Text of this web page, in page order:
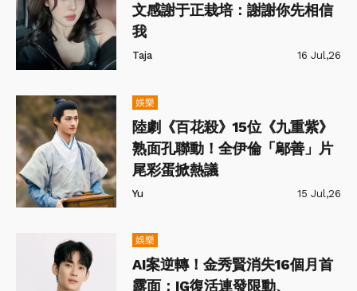
文感謝于正栽培：謝謝你先相信
我
Taja 16 Jul,26
娛樂
陸劇《百花殺》15位《九重紫》
熟面孔聯動！全伊倫「鄔善」片
尾彩蛋掀熱議
Yu 15 Jul,26
娛樂
AI案逆轉！金秀賢消失16個月首
露面：IG復活連發限動、